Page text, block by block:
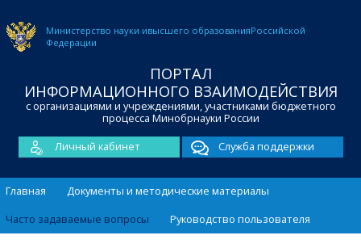
Министерство науки ивысшего образованияРоссийской
Федерации
ПОРТАЛ
ИНФОРМАЦИОННОГО ВЗАИМОДЕЙСТВИЯ
с организациями и учреждениями, участниками бюджетного
процесса Минобрнауки России
Личный кабинет
Служба поддержки
Главная
Документы и методические материалы
Часто задаваемые вопросы
Руководство пользователя